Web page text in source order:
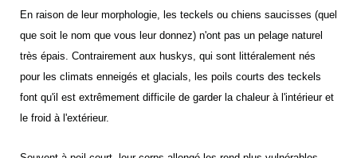
En raison de leur morphologie, les teckels ou chiens saucisses (quel
que soit le nom que vous leur donnez) n'ont pas un pelage naturel
très épais. Contrairement aux huskys, qui sont littéralement nés
pour les climats enneigés et glacials, les poils courts des teckels
font qu'il est extrêmement difficile de garder la chaleur à l'intérieur et
le froid à l'extérieur.